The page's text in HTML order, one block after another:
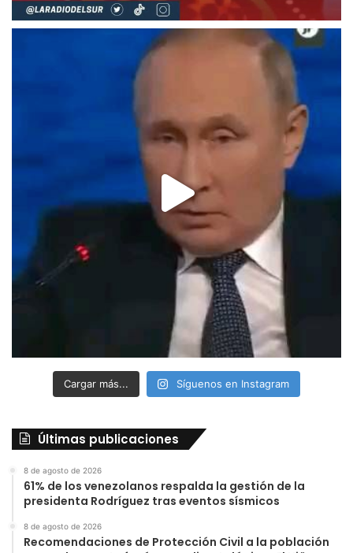
Cargar más... Síguenos en Instagram
Últimas publicaciones
8 de agosto de 2026
61% de los venezolanos respalda la gestión de la
presidenta Rodríguez tras eventos sísmicos
8 de agosto de 2026
Recomendaciones de Protección Civil a la población